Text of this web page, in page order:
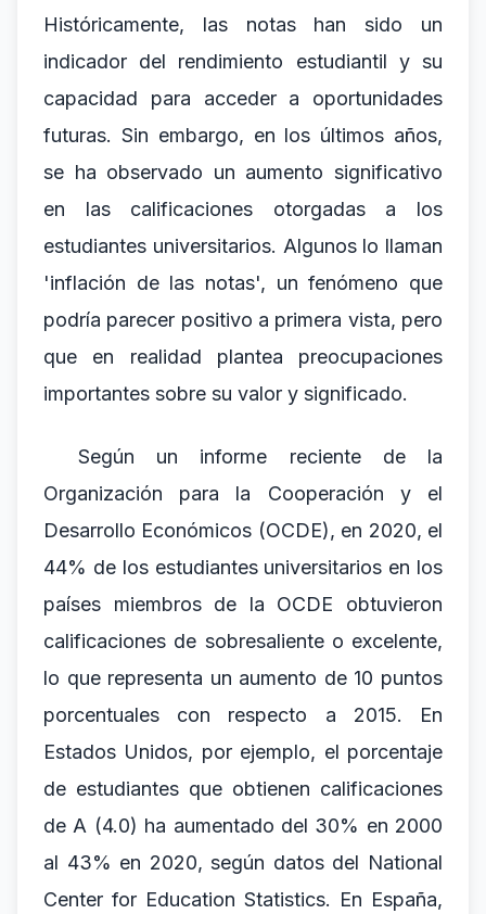
Históricamente, las notas han sido un
indicador del rendimiento estudiantil y su
capacidad para acceder a oportunidades
futuras. Sin embargo, en los últimos años,
se ha observado un aumento significativo
en las calificaciones otorgadas a los
estudiantes universitarios. Algunos lo llaman
'inflación de las notas', un fenómeno que
podría parecer positivo a primera vista, pero
que en realidad plantea preocupaciones
importantes sobre su valor y significado.
Según un informe reciente de la
Organización para la Cooperación y el
Desarrollo Económicos (OCDE), en 2020, el
44% de los estudiantes universitarios en los
países miembros de la OCDE obtuvieron
calificaciones de sobresaliente o excelente,
lo que representa un aumento de 10 puntos
porcentuales con respecto a 2015. En
Estados Unidos, por ejemplo, el porcentaje
de estudiantes que obtienen calificaciones
de A (4.0) ha aumentado del 30% en 2000
al 43% en 2020, según datos del National
Center for Education Statistics. En España,